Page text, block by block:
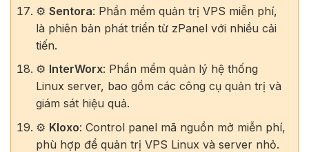
⚙️ Sentora: Phần mềm quản trị VPS miễn phí,
là phiên bản phát triển từ zPanel với nhiều cải
tiến.
⚙️ InterWorx: Phần mềm quản lý hệ thống
Linux server, bao gồm các công cụ quản trị và
giám sát hiệu quả.
⚙️ Kloxo: Control panel mã nguồn mở miễn phí,
phù hợp để quản trị VPS Linux và server nhỏ.